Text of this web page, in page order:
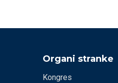
Organi stranke
Kongres